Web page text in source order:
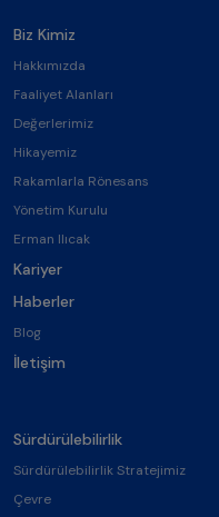
Biz Kimiz
Hakkımızda
Faaliyet Alanları
Değerlerimiz
Hikayemiz
Rakamlarla Rönesans
Yönetim Kurulu
Erman Ilıcak
Kariyer
Haberler
Blog
İletişim
Sürdürülebilirlik
Sürdürülebilirlik Stratejimiz
Çevre